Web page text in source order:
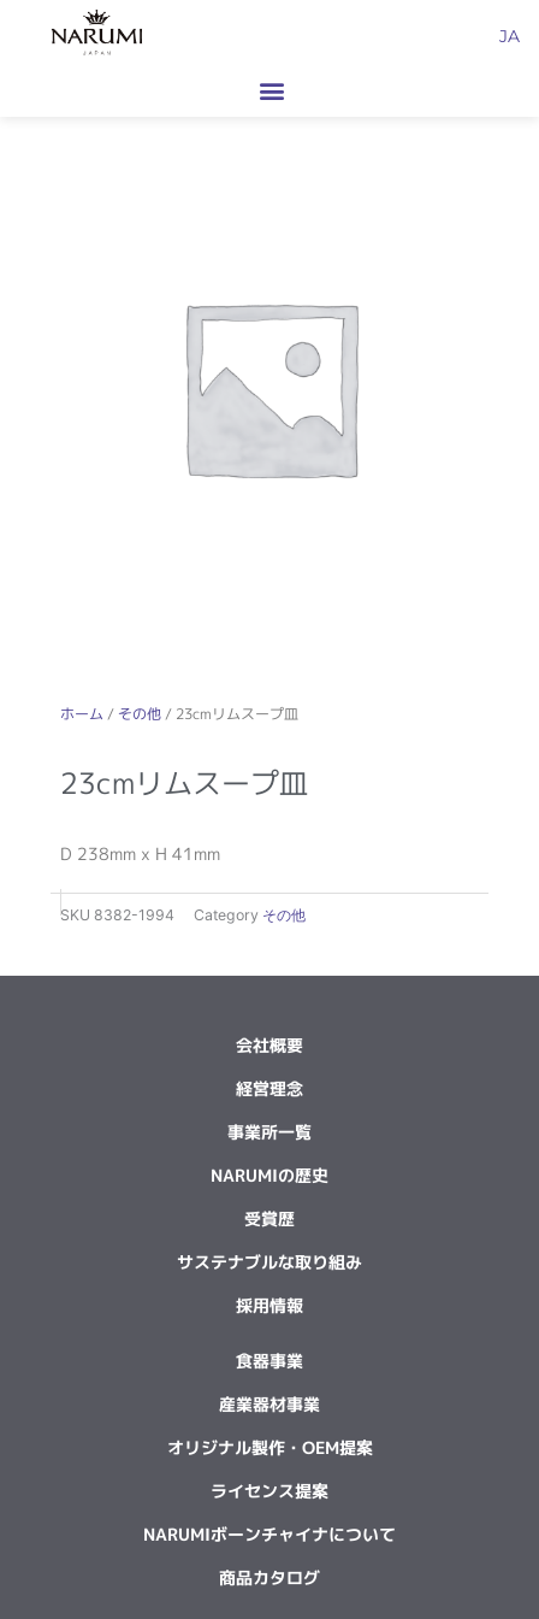
JA
ホーム / その他/ 23cmリムスープ皿
23cmリムスープ皿
D 238mm x H 41mm
SKU 8382-1994 Category その他
会社概要
経営理念
事業所一覧
NARUMIの歴史
受賞歴
サステナブルな取り組み
採用情報
食器事業
産業器材事業
オリジナル製作・OEM提案
ライセンス提案
NARUMIボーンチャイナについて
商品カタログ